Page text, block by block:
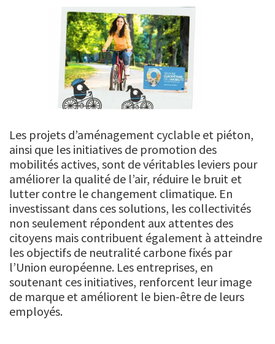
Les projets d’aménagement cyclable et piéton,
ainsi que les initiatives de promotion des
mobilités actives, sont de véritables leviers pour
améliorer la qualité de l’air, réduire le bruit et
lutter contre le changement climatique. En
investissant dans ces solutions, les collectivités
non seulement répondent aux attentes des
citoyens mais contribuent également à atteindre
les objectifs de neutralité carbone fixés par
l’Union européenne. Les entreprises, en
soutenant ces initiatives, renforcent leur image
de marque et améliorent le bien-être de leurs
employés.